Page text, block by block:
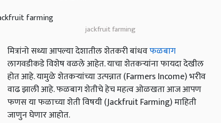
jackfruit farming
मित्रांनो सध्या आपल्या देशातील शेतकरी बांधवफळबाग
लागवडीकडे विशेष वळले आहेत. याचा शेतकऱ्यांना फायदा देखील
होत आहे. यामुळे शेतकर्‍यांच्या उत्पन्नात (Farmers Income) भरीव
वाढ झाली आहे. फळबाग शेतीचे हेच महत्व ओळखता आज आपण
फणस या फळाच्या शेती विषयी (Jackfruit Farming) माहिती
जाणुन घेणार आहोत.